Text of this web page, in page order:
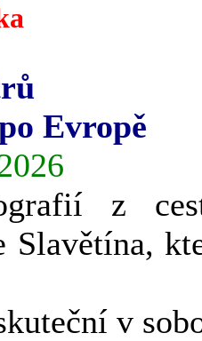
Evropě
z
Slavětína,
v